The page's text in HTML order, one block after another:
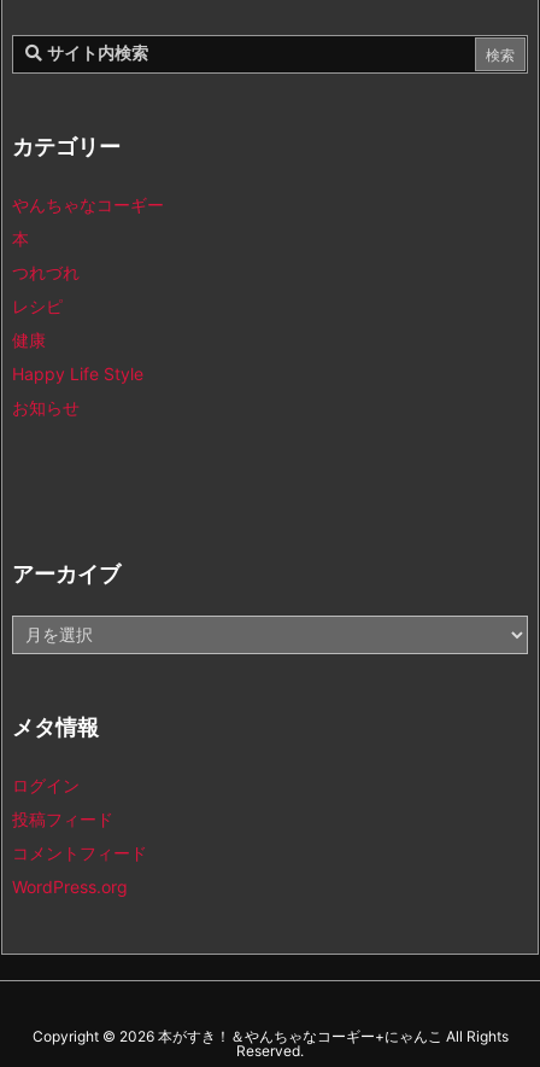
カテゴリー
やんちゃなコーギー
本
つれづれ
レシピ
健康
Happy Life Style
お知らせ
アーカイブ
ー
ブ
メタ情報
ログイン
投稿フィード
コメントフィード
WordPress.org
Copyright © 2026 本がすき！＆やんちゃなコーギー+にゃんこ All Rights
Reserved.